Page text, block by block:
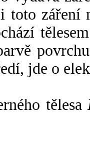
toto záření
jde o
tělesa